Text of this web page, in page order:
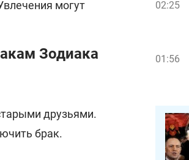
могут
Зодиака
друзьями.
брак.
02:25
01:56